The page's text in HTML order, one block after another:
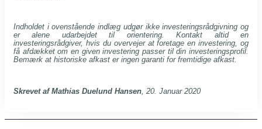
Indholdet i ovenstående indlæg udgør ikke investeringsrådgivning og
er alene udarbejdet til orientering. Kontakt altid en
investeringsrådgiver, hvis du overvejer at foretage en investering, og
få afdækket om en given investering passer til din investeringsprofil.
Bemærk at historiske afkast er ingen garanti for fremtidige afkast.
Skrevet af Mathias Duelund Hansen , 20. Januar 2020